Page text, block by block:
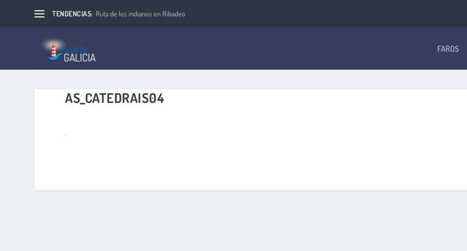
TENDENCIAS: Ruta de los indianos en Ribadeo
FAROS
AS_CATEDRAIS04